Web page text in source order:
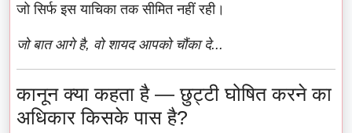
जो सिर्फ इस याचिका तक सीमित नहीं रही।
जो बात आगे है, वो शायद आपको चौंका दे...
कानून क्या कहता है — छुट्टी घोषित करने का
अधिकार किसके पास है?